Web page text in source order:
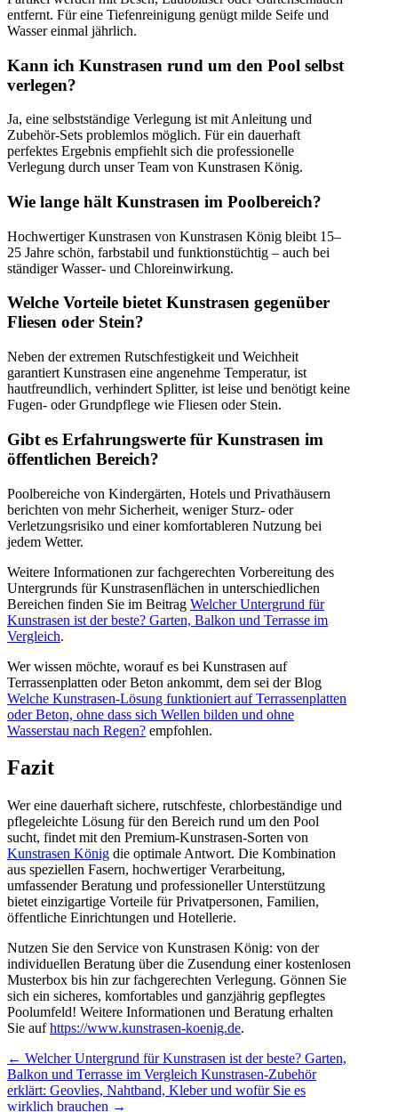
entfernt. Für eine Tiefenreinigung genügt milde Seife und
Wasser einmal jährlich.
Kann ich Kunstrasen rund um den Pool selbst
verlegen?
Ja, eine selbstständige Verlegung ist mit Anleitung und
Zubehör-Sets problemlos möglich. Für ein dauerhaft
perfektes Ergebnis empfiehlt sich die professionelle
Verlegung durch unser Team von Kunstrasen König.
Wie lange hält Kunstrasen im Poolbereich?
Hochwertiger Kunstrasen von Kunstrasen König bleibt 15–
25 Jahre schön, farbstabil und funktionstüchtig – auch bei
ständiger Wasser- und Chloreinwirkung.
Welche Vorteile bietet Kunstrasen gegenüber
Fliesen oder Stein?
Neben der extremen Rutschfestigkeit und Weichheit
garantiert Kunstrasen eine angenehme Temperatur, ist
hautfreundlich, verhindert Splitter, ist leise und benötigt keine
Fugen- oder Grundpflege wie Fliesen oder Stein.
Gibt es Erfahrungswerte für Kunstrasen im
öffentlichen Bereich?
Poolbereiche von Kindergärten, Hotels und Privathäusern
berichten von mehr Sicherheit, weniger Sturz- oder
Verletzungsrisiko und einer komfortableren Nutzung bei
jedem Wetter.
Weitere Informationen zur fachgerechten Vorbereitung des
Untergrunds für Kunstrasenflächen in unterschiedlichen
Bereichen finden Sie im Beitrag Welcher Untergrund für
Kunstrasen ist der beste? Garten, Balkon und Terrasse im
Vergleich.
Wer wissen möchte, worauf es bei Kunstrasen auf
Terrassenplatten oder Beton ankommt, dem sei der Blog
Welche Kunstrasen-Lösung funktioniert auf Terrassenplatten
oder Beton, ohne dass sich Wellen bilden und ohne
Wasserstau nach Regen? empfohlen.
Fazit
Wer eine dauerhaft sichere, rutschfeste, chlorbeständige und
pflegeleichte Lösung für den Bereich rund um den Pool
sucht, findet mit den Premium-Kunstrasen-Sorten von
Kunstrasen König die optimale Antwort. Die Kombination
aus speziellen Fasern, hochwertiger Verarbeitung,
umfassender Beratung und professioneller Unterstützung
bietet einzigartige Vorteile für Privatpersonen, Familien,
öffentliche Einrichtungen und Hotellerie.
Nutzen Sie den Service von Kunstrasen König: von der
individuellen Beratung über die Zusendung einer kostenlosen
Musterbox bis hin zur fachgerechten Verlegung. Gönnen Sie
sich ein sicheres, komfortables und ganzjährig gepflegtes
Poolumfeld! Weitere Informationen und Beratung erhalten
Sie aufhttps://www.kunstrasen-koenig.de.
← Welcher Untergrund für Kunstrasen ist der beste? Garten,
Balkon und Terrasse im Vergleich Kunstrasen-Zubehör
erklärt: Geovlies, Nahtband, Kleber und wofür Sie es
wirklich brauchen →